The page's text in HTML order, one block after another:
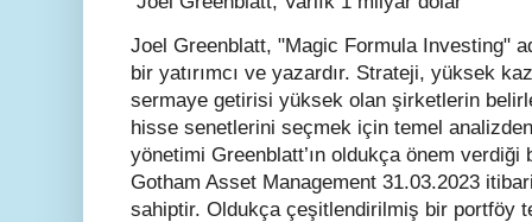
Joel Greenblatt, "Magic Formula Investing"
bir yatırımcı ve yazardır. Strateji, yüksek
sermaye getirisi yüksek olan şirketlerin
hisse senetlerini seçmek için temel
yönetimi Greenblatt’ın oldukça önem
Gotham Asset Management 31.03.2023
sahiptir. Oldukça çeşitlendirilmiş bir portföy